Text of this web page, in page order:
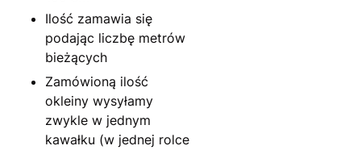
Ilość zamawia się
podając liczbę metrów
bieżących
Zamówioną ilość
okleiny wysyłamy
zwykle w jednym
kawałku (w jednej rolce